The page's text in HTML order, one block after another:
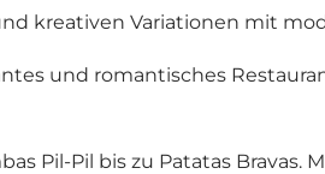
kreativen Variationen mit
und romantisches
Pil-Pil bis zu Patatas